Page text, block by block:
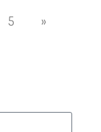
5 »